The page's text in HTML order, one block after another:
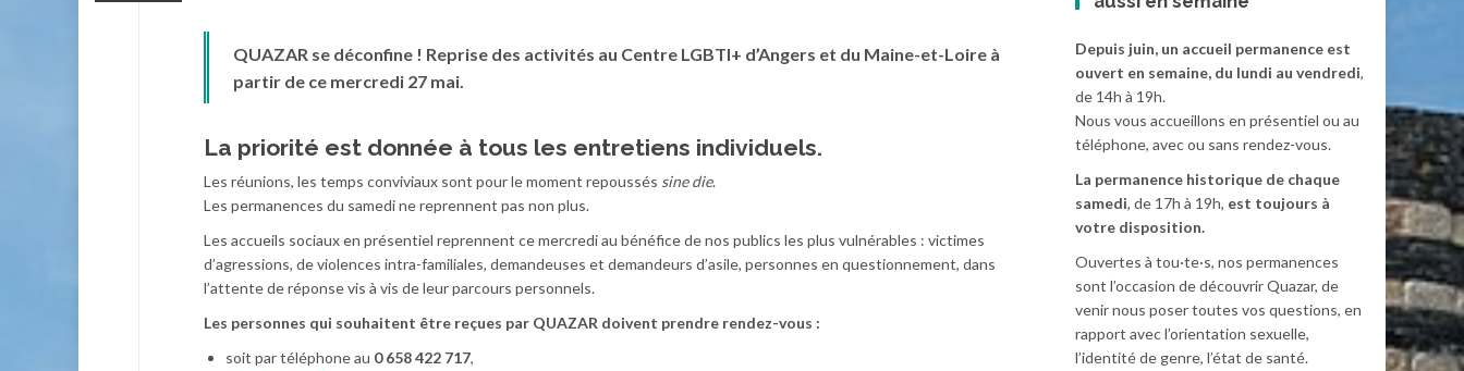
QUAZAR se déconfine ! Reprise des activités au Centre LGBTI+ d’Angers et du Maine-et-Loire à
partir de ce mercredi 27 mai.
La priorité est donnée à tous les entretiens individuels.
Les réunions, les temps conviviaux sont pour le moment repoussés sine die.
Les permanences du samedi ne reprennent pas non plus.
Les accueils sociaux en présentiel reprennent ce mercredi au bénéfice de nos publics les plus vulnérables : victimes
d’agressions, de violences intra-familiales, demandeuses et demandeurs d’asile, personnes en questionnement, dans
l’attente de réponse vis à vis de leur parcours personnels.
Les personnes qui souhaitent être reçues par QUAZAR doivent prendre rendez-vous :
soit par téléphone au 0 658 422 717,
Depuis juin, un accueil permanence est
ouvert en semaine, du lundi au vendredi,
de 14h à 19h.
Nous vous accueillons en présentiel ou au
téléphone, avec ou sans rendez-vous.
La permanence historique de chaque
samedi, de 17h à 19h, est toujours à
votre disposition.
Ouvertes à tou·te·s, nos permanences
sont l’occasion de découvrir Quazar, de
venir nous poser toutes vos questions, en
rapport avec l’orientation sexuelle,
l’identité de genre, l’état de santé.